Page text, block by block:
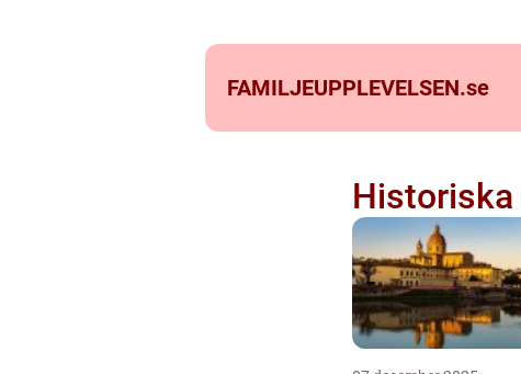
FAMILJEUPPLEVELSEN.se